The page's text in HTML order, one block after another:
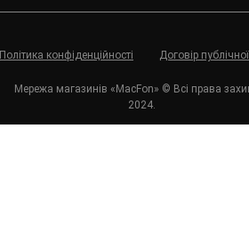
Мережа магазинів «MacFon» © Всі права
2024.
Політика конфіденційності Договір